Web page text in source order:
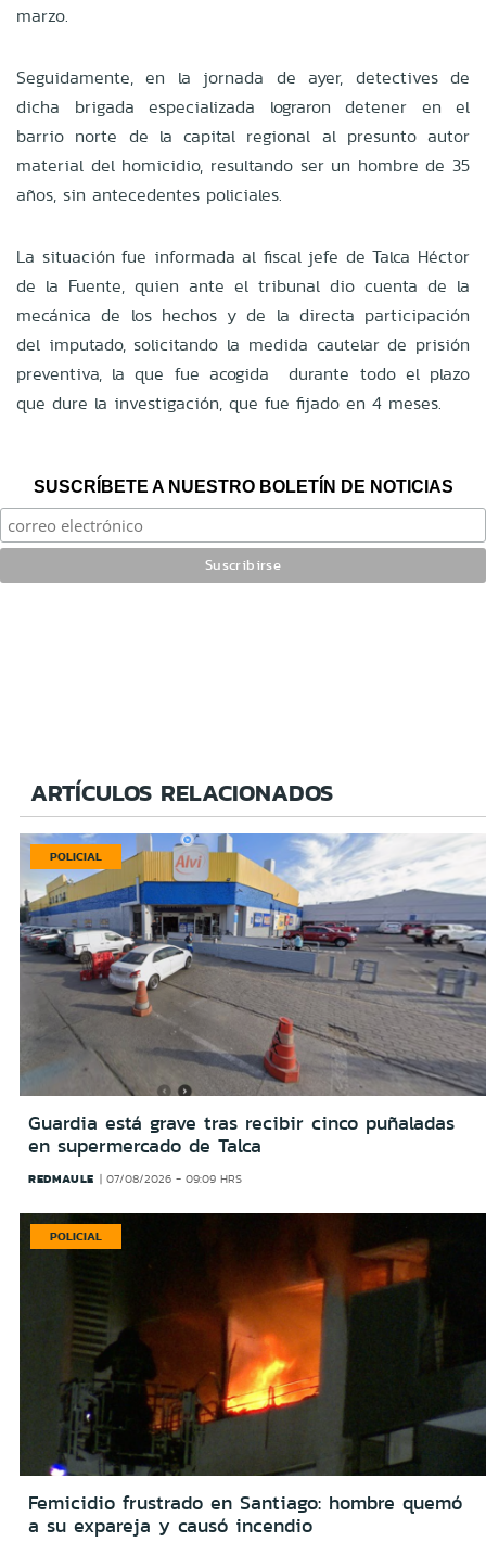
marzo.
Seguidamente, en la jornada de ayer, detectives de
dicha brigada especializada lograron detener en el
barrio norte de la capital regional al presunto autor
material del homicidio, resultando ser un hombre de 35
años, sin antecedentes policiales.
La situación fue informada al fiscal jefe de Talca Héctor
de la Fuente, quien ante el tribunal dio cuenta de la
mecánica de los hechos y de la directa participación
del imputado, solicitando la medida cautelar de prisión
preventiva, la que fue acogida durante todo el plazo
que dure la investigación, que fue fijado en 4 meses.
SUSCRÍBETE A NUESTRO BOLETÍN DE NOTICIAS
ARTÍCULOS RELACIONADOS
POLICIAL
Guardia está grave tras recibir cinco puñaladas
en supermercado de Talca
REDMAULE 07/08/2026 - 09:09 HRS
POLICIAL
Femicidio frustrado en Santiago: hombre quemó
a su expareja y causó incendio